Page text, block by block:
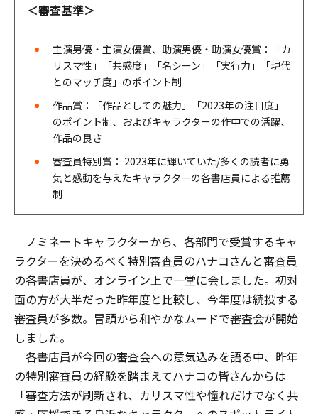
＜審査基準＞
主演男優・主演女優賞、助演男優・助演女優賞：「カ
リスマ性」「共感度」「名シーン」「実行力」「現代
とのマッチ度」のポイント制
作品賞：「作品としての魅力」「2023年の注目度」
のポイント制、およびキャラクターの作中での活躍、
作品の良さ
審査員特別賞： 2023年に輝いていた/多くの読者に勇
気と感動を与えたキャラクターの各書店員による推薦
制
ノミネートキャラクターから、各部門で受賞するキャ
ラクターを決めるべく特別審査員のハナコさんと審査員
の各書店員が、オンライン上で一堂に会しました。初対
面の方が大半だった昨年度と比較し、今年度は続投する
審査員が多数。冒頭から和やかなムードで審査会が開始
しました。
各書店員が今回の審査会への意気込みを語る中、昨年
の特別審査員の経験を踏まえてハナコの皆さんからは
「審査方法が刷新され、カリスマ性や憧れだけでなく共